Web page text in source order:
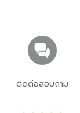
ติดต่อสอบถาม